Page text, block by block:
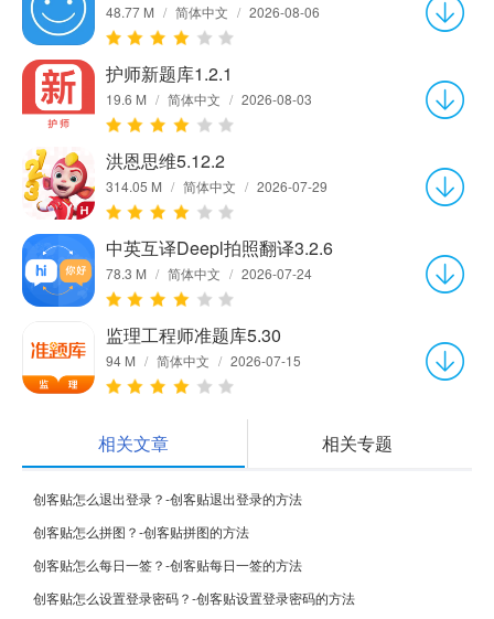
48.77 M / 简体中文 / 2026-08-06
护师新题库1.2.1
19.6 M / 简体中文 / 2026-08-03
洪恩思维5.12.2
314.05 M / 简体中文 / 2026-07-29
中英互译Deepl拍照翻译3.2.6
78.3 M / 简体中文 / 2026-07-24
监理工程师准题库5.30
94 M / 简体中文 / 2026-07-15
相关文章 相关专题
创客贴怎么退出登录？-创客贴退出登录的方法
创客贴怎么拼图？-创客贴拼图的方法
创客贴怎么每日一签？-创客贴每日一签的方法
创客贴怎么设置登录密码？-创客贴设置登录密码的方法